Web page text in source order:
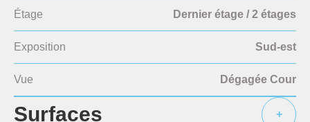
Étage Dernier étage / 2 étages
Exposition Sud-est
Vue Dégagée Cour
Surfaces +